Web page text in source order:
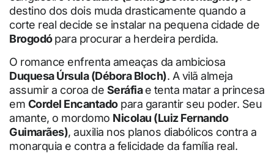
destino dos dois muda drasticamente quando a
corte real decide se instalar na pequena cidade de
Brogodópara procurar a herdeira perdida.
O romance enfrenta ameaças da ambiciosa
Duquesa Úrsula (Débora Bloch). A vilã almeja
assumir a coroa de Seráfiae tenta matar a princesa
em Cordel Encantadopara garantir seu poder. Seu
amante, o mordomo Nicolau (Luiz Fernando
Guimarães), auxilia nos planos diabólicos contra a
monarquia e contra a felicidade da família real.